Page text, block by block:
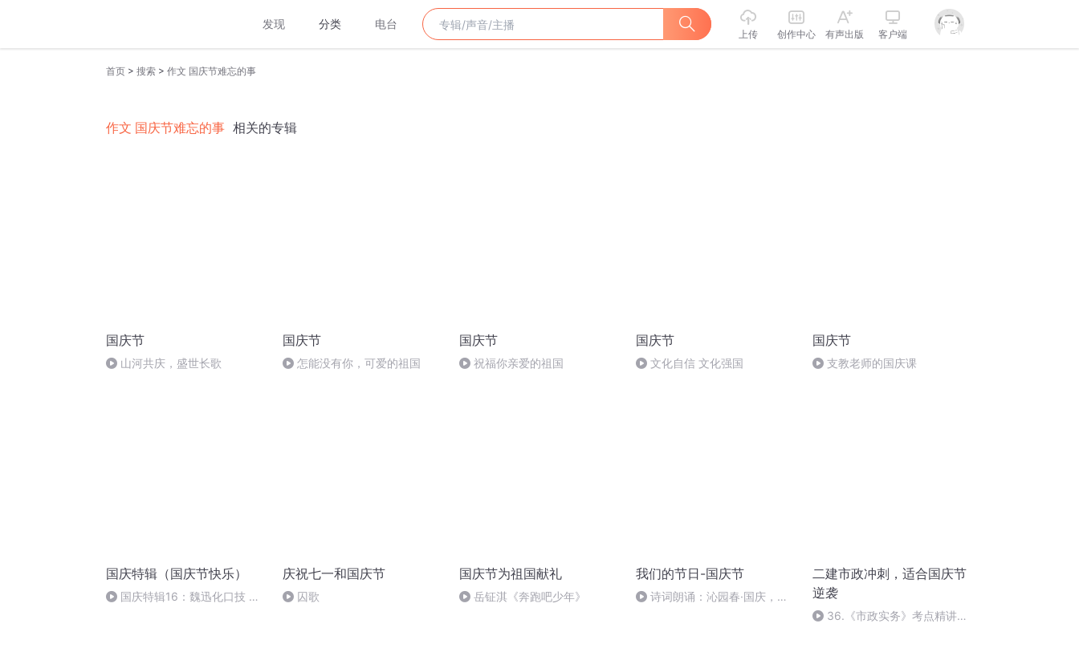
发现 分类 电台
上传 创作中心 有声出版 客户端
首页 > 搜索 > 作文 国庆节难忘的事
作文 国庆节难忘的事 相关的专辑
国庆节
山河共庆，盛世长歌
国庆节
怎能没有你，可爱的祖国
国庆节
祝福你亲爱的祖国
国庆节
文化自信 文化强国
国庆节
支教老师的国庆课
国庆特辑（国庆节快乐）
国庆特辑16：魏迅化口技 二
庆祝七一和国庆节
囚歌
国庆节为祖国献礼
岳钲淇《奔跑吧少年》
我们的节日-国庆节
诗词朗诵：沁园春·国庆，朗
二建市政冲刺，适合国庆节
逆袭
36.《市政实务》考点精讲第